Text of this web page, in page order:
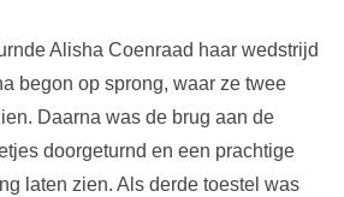
Alisha Coenraad haar wedstrijd
begon op sprong, waar ze twee
Daarna was de brug aan de
doorgeturnd en een prachtige
laten zien. Als derde toestel was